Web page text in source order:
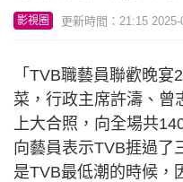
影視圈 更新時間：21:15
「TVB職藝員聯歡晚
菜，行政主席許濤、曾
上大合照，向全場共
向藝員表示TVB捱過了
是TVB最低潮的時候，